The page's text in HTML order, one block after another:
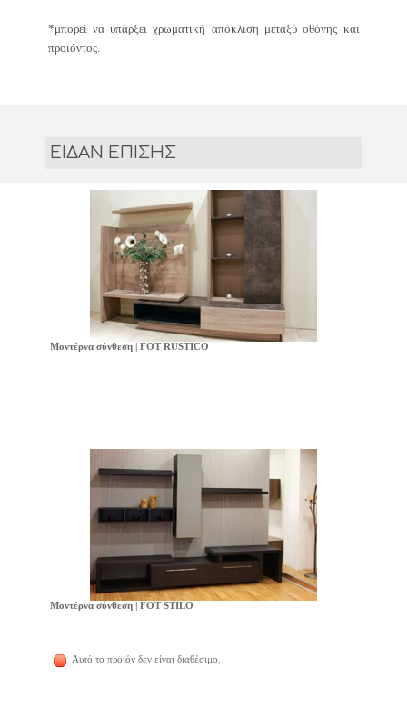
*μπορεί να υπάρξει χρωματική απόκλιση μεταξύ οθόνης και
προϊόντος.
ΕΙΔΑΝ ΕΠΙΣΗΣ
Μοντέρνα σύνθεση | FOT RUSTICO
Μοντέρνα σύνθεση | FOT STILO
Αυτό το προιόν δεν είναι διαθέσιμο.